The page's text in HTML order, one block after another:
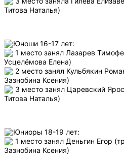
Титова Наталья)
Юноши 16-17 лет:
1 место занял Лазарев
Усцелёмова Елена)
2 место занял Кульбякин
Зазнобина Ксения)
3 место занял Царевский
Титова Наталья)
Юниоры 18-19 лет:
1 место занял Деньгин Егор
Зазнобина Ксения)